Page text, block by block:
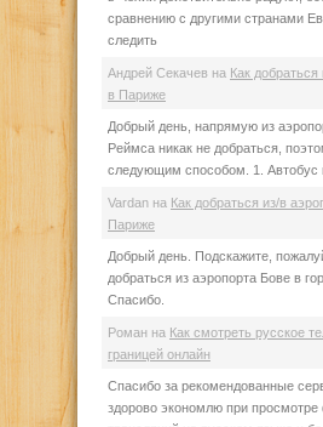
сравнению с другими странами
следить
Андрей Секачев на Как
в Париже
Добрый день, напрямую из
Реймса никак не добраться,
следующим способом. 1. Автобус
Vardan на Как добраться из/в
Париже
Добрый день. Подскажите,
добраться из аэропорта Бове в
Спасибо.
Роман на Как смотреть русское
границей онлайн
Спасибо за рекомендованные
здорово экономлю при